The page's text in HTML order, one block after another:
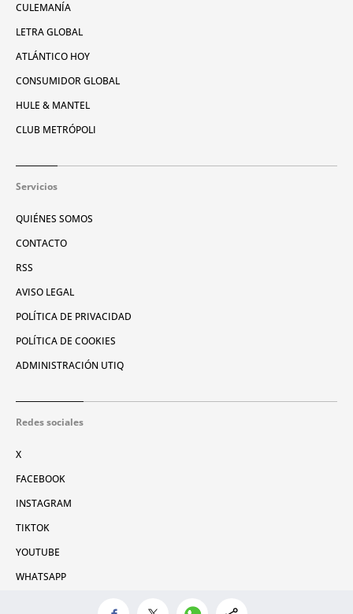
CULEMANÍA
LETRA GLOBAL
ATLÁNTICO HOY
CONSUMIDOR GLOBAL
HULE & MANTEL
CLUB METRÓPOLI
Servicios
QUIÉNES SOMOS
CONTACTO
RSS
AVISO LEGAL
POLÍTICA DE PRIVACIDAD
POLÍTICA DE COOKIES
ADMINISTRACIÓN UTIQ
Redes sociales
X
FACEBOOK
INSTAGRAM
TIKTOK
YOUTUBE
WHATSAPP